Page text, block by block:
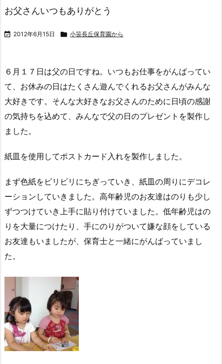
お父さんいつもありがとう
 2012年6月15日  小笹長丘保育園から
６月１７日は父の日ですね。いつもお仕事をがんばってい
て、お休みの日はたくさん遊んでくれるお父さんがみんな
大好きです。そんな大好きなお父さんのために日頃の感謝
の気持ちを込めて、みんなで父の日のプレゼントを製作し
ました。
紙皿を使用してポストカード入れを製作しました。
まず色紙をビリビリにちぎっていき、紙皿の周りにデコレ
ーションしていきました。高年齢児のお友達はのりも少し
ずつつけていき上手に貼り付けていました。低年齢児はの
りを大量につけたり、手にのりがついて嫌な顔をしている
お友達もいましたが、保育士と一緒にがんばっていまし
た。